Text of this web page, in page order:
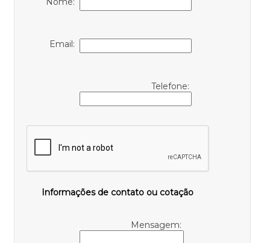
Email:
Telefone:
Informações de contato ou cotação
Mensagem: